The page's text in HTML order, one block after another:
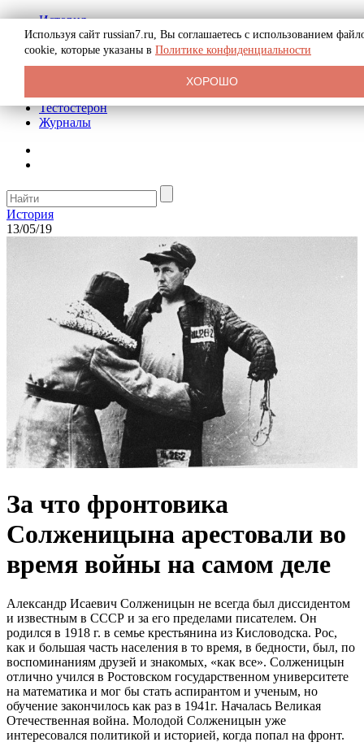
История
Биография
Криминал
Реклама на сайте
Тестостерон
Журналы
История
13/05/19
За что фронтовика
Солженицына арестовали во
время войны на самом деле
Александр Исаевич Солженицын не всегда был диссидентом
и известным в СССР и за его пределами писателем. Он
родился в 1918 г. в семье крестьянина из Кисловодска. Рос,
как и большая часть населения в то время, в бедности, был, по
воспоминаниям друзей и знакомых, «как все». Солженицын
отлично учился в Ростовском государственном университете
на математика и мог бы стать аспирантом и ученым, но
обучение закончилось как раз в 1941г. Началась Великая
Отечественная война. Молодой Солженицын уже
интересовался политикой и историей, когда попал на фронт.
Используя сайт russian7.ru, Вы соглашаетесь с использованием
cookie, которые указаны в Политике конфиденциальности
ХОРОШО